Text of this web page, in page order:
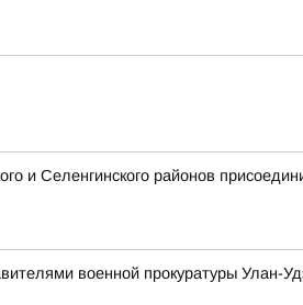
и Селенгинского районов
военной прокуратуры Улан-